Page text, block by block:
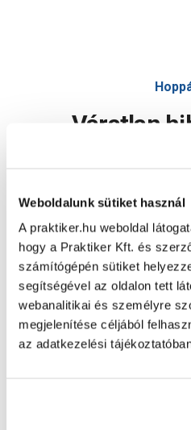
Weboldalunk sütiket használ
A praktiker.hu weboldal
hogy a Praktiker Kft. és
számítógépén sütiket
segítségével az oldalon tett
webanalitikai és személyre
megjelenítése céljából
az adatkezelési
Váratlan
Oldal